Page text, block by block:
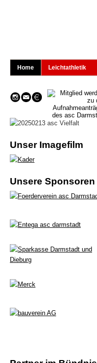
Home Leichtathletik
Unser Imagefilm
Unsere Sponsoren